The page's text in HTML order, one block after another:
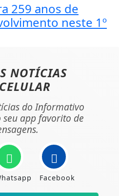
259 anos de
neste 1º
NOTÍCIAS
do Informativo
app favorito de
Facebook